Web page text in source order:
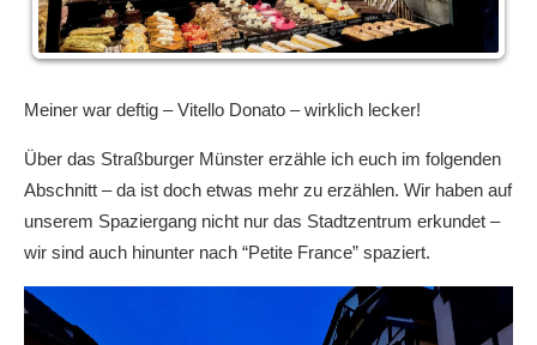
Meiner war deftig – Vitello Donato – wirklich lecker!
Über das Straßburger Münster erzähle ich euch im folgenden
Abschnitt – da ist doch etwas mehr zu erzählen. Wir haben auf
unserem Spaziergang nicht nur das Stadtzentrum erkundet –
wir sind auch hinunter nach “Petite France” spaziert.